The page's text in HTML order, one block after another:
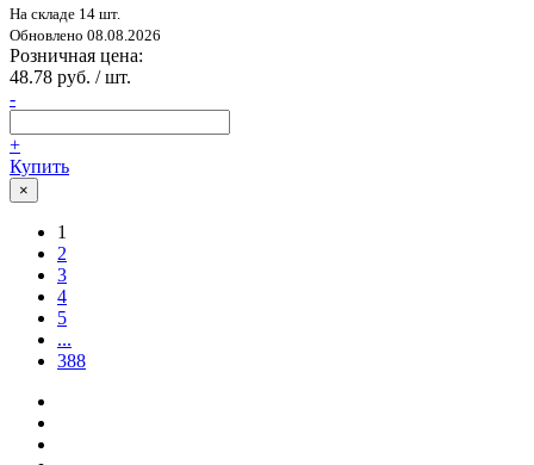
На складе 14 шт.
Обновлено 08.08.2026
Розничная цена:
48.78 руб. / шт.
-
+
Купить
×
1
2
3
4
5
...
388